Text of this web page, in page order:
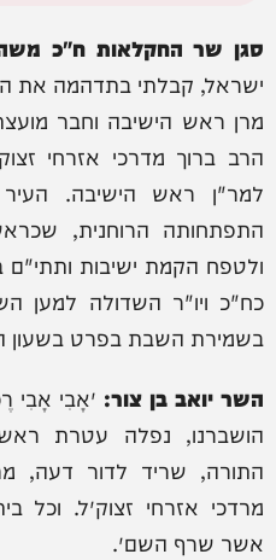
סגן שר החקלאות ח"כ
ישראל, קבלתי בתדהמה את
מרן ראש הישיבה וחבר
הרב ברוך מדרכי אזרחי
למר"ן ראש הישיבה.
התפתחותה הרוחנית,
ולטפח הקמת ישיבות ותתי"ם
כח"כ ויו"ר השדולה למען
בשמירת השבת בפרט בשעון
השר יואב בן צור: ״אָבִי אָבִי
הושברנו, נפלה עטרת
התורה, שריד לדור דעה,
מרדכי אזרחי זצוק״ל. וכל
אשר שרף השם״.